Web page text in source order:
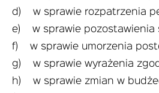
d) w sprawie rozpatrzenia
e) w sprawie pozostawienia
f) w sprawie umorzenia
g) w sprawie wyrażenia
h) w sprawie zmian w